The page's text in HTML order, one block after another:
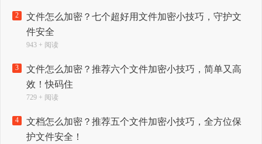
2
文件怎么加密？七个超好用文件加密小技巧，守护文
件安全
943 + 阅读
3
文件怎么加密？推荐六个文件加密小技巧，简单又高
效！快码住
729 + 阅读
4
文档怎么加密？推荐五个文件加密小技巧，全方位保
护文件安全！